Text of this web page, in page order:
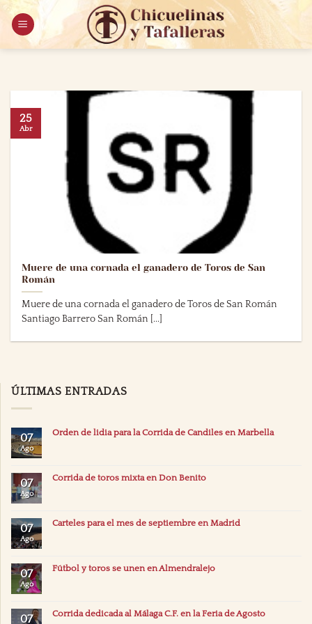
Saltar
contenido
Muere de una cornada el ganadero de Toros de San
Román
Muere de una cornada el ganadero de Toros de San Román
Santiago Barrero San Román [...]
25
Abr
ÚLTIMAS ENTRADAS
07
Ago
Orden de lidia para la Corrida de Candiles en Marbella
07
Ago
Corrida de toros mixta en Don Benito
07
Ago
Carteles para el mes de septiembre en Madrid
07
Ago
Fútbol y toros se unen en Almendralejo
07 Corrida dedicada al Málaga C.F. en la Feria de Agosto